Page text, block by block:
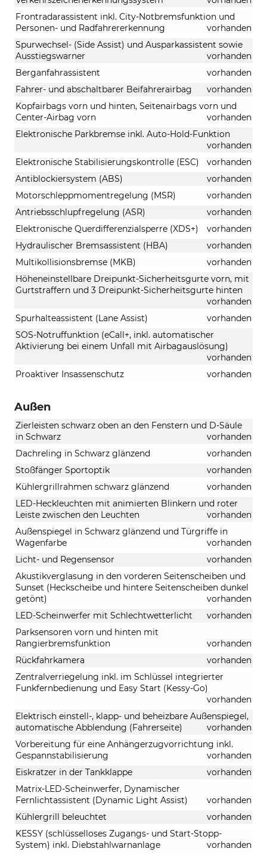
Frontradarassistent inkl. City-Notbremsfunktion und
Personen- und Radfahrererkennung
vorhanden
Spurwechsel- (Side Assist) und Ausparkassistent sowie
Ausstiegswarner
vorhanden
Berganfahrassistent
vorhanden
Fahrer- und abschaltbarer Beifahrerairbag
vorhanden
Kopfairbags vorn und hinten, Seitenairbags vorn und
Center-Airbag vorn
vorhanden
Elektronische Parkbremse inkl. Auto-Hold-Funktion
vorhanden
Elektronische Stabilisierungskontrolle (ESC)
vorhanden
Antiblockiersystem (ABS)
vorhanden
Motorschleppmomentregelung (MSR)
vorhanden
Antriebsschlupfregelung (ASR)
vorhanden
Elektronische Querdifferenzialsperre (XDS+)
vorhanden
Hydraulischer Bremsassistent (HBA)
vorhanden
Multikollisionsbremse (MKB)
vorhanden
Höheneinstellbare Dreipunkt-Sicherheitsgurte vorn, mit
Gurtstraffern und 3 Dreipunkt-Sicherheitsgurte hinten
vorhanden
Spurhalteassistent (Lane Assist)
vorhanden
SOS-Notruffunktion (eCall+, inkl. automatischer
Aktivierung bei einem Unfall mit Airbagauslösung)
vorhanden
Proaktiver Insassenschutz
vorhanden
Außen
Zierleisten schwarz oben an den Fenstern und D-Säule
in Schwarz
vorhanden
Dachreling in Schwarz glänzend
vorhanden
Stoßfänger Sportoptik
vorhanden
Kühlergrillrahmen schwarz glänzend
vorhanden
LED-Heckleuchten mit animierten Blinkern und roter
Leiste zwischen den Leuchten
vorhanden
Außenspiegel in Schwarz glänzend und Türgriffe in
Wagenfarbe
vorhanden
Licht- und Regensensor
vorhanden
Akustikverglasung in den vorderen Seitenscheiben und
Sunset (Heckscheibe und hintere Seitenscheiben dunkel
getönt)
vorhanden
LED-Scheinwerfer mit Schlechtwetterlicht
vorhanden
Parksensoren vorn und hinten mit
Rangierbremsfunktion
vorhanden
Rückfahrkamera
vorhanden
Zentralverriegelung inkl. im Schlüssel integrierter
Funkfernbedienung und Easy Start (Kessy-Go)
vorhanden
Elektrisch einstell-, klapp- und beheizbare Außenspiegel,
automatische Abblendung (Fahrerseite)
vorhanden
Vorbereitung für eine Anhängerzugvorrichtung inkl.
Gespannstabilisierung
vorhanden
Eiskratzer in der Tankklappe
vorhanden
Matrix-LED-Scheinwerfer, Dynamischer
Fernlichtassistent (Dynamic Light Assist)
vorhanden
Kühlergrill beleuchtet
vorhanden
KESSY (schlüsselloses Zugangs- und Start-Stopp-
System) inkl. Diebstahlwarnanlage
vorhanden